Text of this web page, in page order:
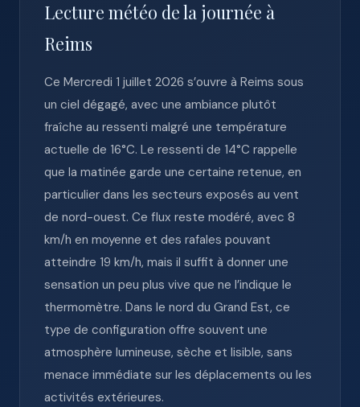
Lecture météo de la journée à
Reims
Ce Mercredi 1 juillet 2026 s’ouvre à Reims sous
un ciel dégagé, avec une ambiance plutôt
fraîche au ressenti malgré une température
actuelle de 16°C. Le ressenti de 14°C rappelle
que la matinée garde une certaine retenue, en
particulier dans les secteurs exposés au vent
de nord-ouest. Ce flux reste modéré, avec 8
km/h en moyenne et des rafales pouvant
atteindre 19 km/h, mais il suffit à donner une
sensation un peu plus vive que ne l’indique le
thermomètre. Dans le nord du Grand Est, ce
type de configuration offre souvent une
atmosphère lumineuse, sèche et lisible, sans
menace immédiate sur les déplacements ou les
activités extérieures.